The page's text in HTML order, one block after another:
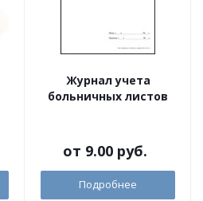
Журнал учета
больничных листов
от 9.00 руб.
Подробнее